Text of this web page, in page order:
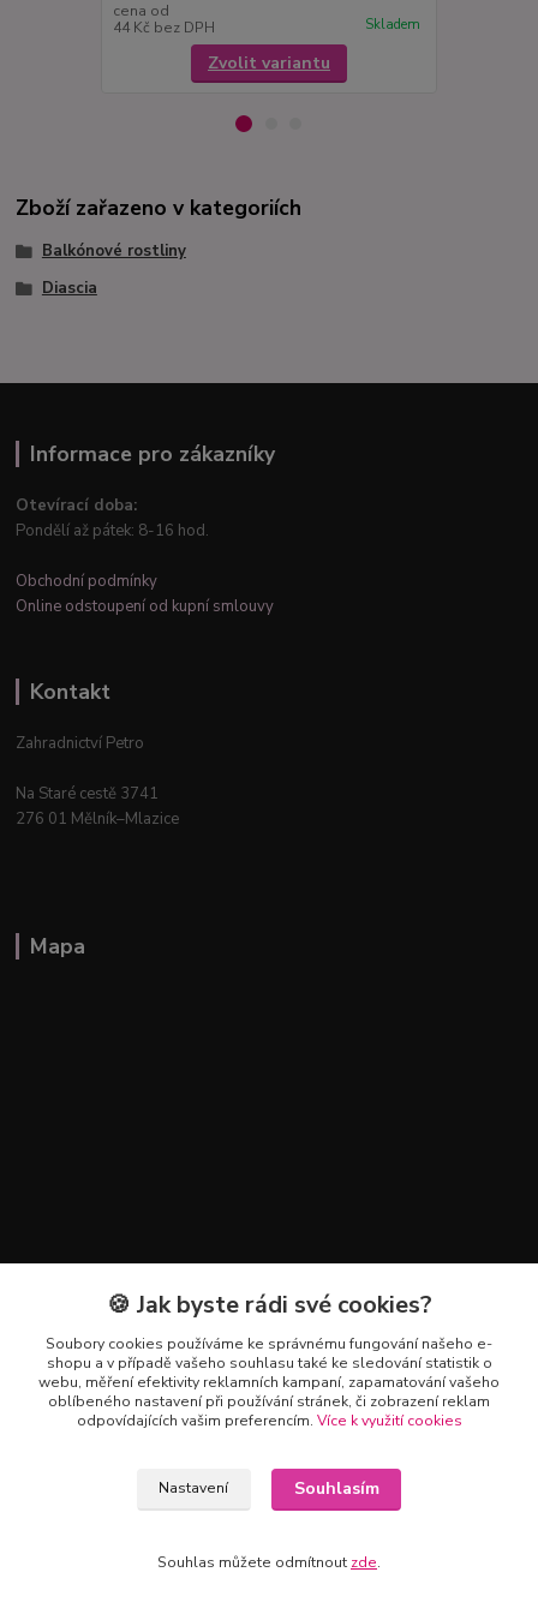
cena od
44 Kč bez DPH Skladem
Zvolit variantu
Zboží zařazeno v kategoriích
Balkónové rostliny
Diascia
Informace pro zákazníky
Otevírací doba:
Pondělí až pátek: 8-16 hod.
Obchodní podmínky
Online odstoupení od kupní smlouvy
Kontakt
Zahradnictví Petro
Na Staré cestě 3741
276 01 Mělník–Mlazice
Mapa
Kontakty
+420 602 223 614
info@zahradnictvipetro.cz
🍪 Jak byste rádi své cookies?
Soubory cookies používáme ke správnému fungování našeho e-
shopu a v případě vašeho souhlasu také ke sledování statistik o
webu, měření efektivity reklamních kampaní, zapamatování vašeho
oblíbeného nastavení při používání stránek, či zobrazení reklam
odpovídajících vašim preferencím. Více k využití cookies
Nastavení Souhlasím
Souhlas můžete odmítnout zde.